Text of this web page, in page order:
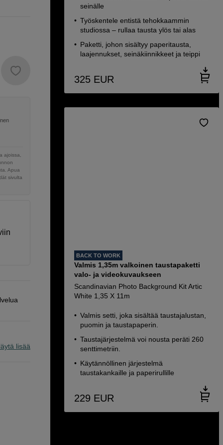
ajoissa,
Apua
sivulta
lisää
seinälle
Työskentele entistä tehokkaammin
studiossa – rullaa tausta ylös tai alas
Paketti, johon sisältyy paperitausta,
laajennukset, seinäkiinnikkeet ja teippi
325 EUR
BACK TO WORK
Valmis 1,35m valkoinen taustapaketti
valo- ja videokuvaukseen
Scandinavian Photo Background Kit Artic
White 1,35 X 11m
Valmis setti, joka sisältää taustajalustan,
puomin ja taustapaperin.
Taustajärjestelmä voi nousta peräti 260
senttimetriin.
Käytännöllinen järjestelmä
taustakankaille ja paperirullille
229 EUR